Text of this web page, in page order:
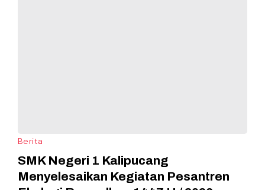
Berita
SMK Negeri 1 Kalipucang
Menyelesaikan Kegiatan Pesantren